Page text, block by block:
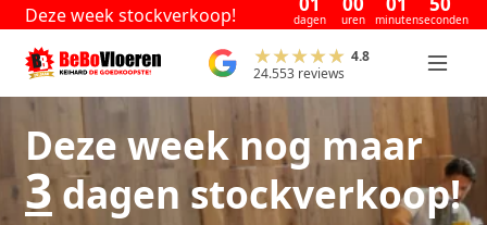
Deze week stockverkoop! dagen uren minutenseconden
4.8
24.553 reviews
Deze week nog maar
3dagen stockverkoop!